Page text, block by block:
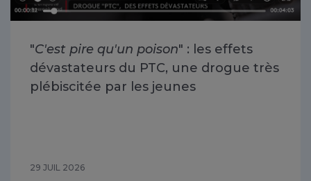
"C'est pire qu'un poison" : les effets
dévastateurs du PTC, une drogue très
plébiscitée par les jeunes
29 JUIL 2026